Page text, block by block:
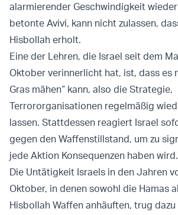
alarmierender Geschwindigkeit wieder
betonte Avivi, kann nicht zulassen,
Hisbollah erholt.
Eine der Lehren, die Israel seit dem
Oktober verinnerlicht hat, ist, dass es
Gras mähen“ kann, also die Strategie,
Terrororganisationen regelmäßig
lassen. Stattdessen reagiert Israel
gegen den Waffenstillstand, um zu
jede Aktion Konsequenzen haben wird.
Die Untätigkeit Israels in den Jahren
Oktober, in denen sowohl die Hamas
Hisbollah Waffen anhäuften, trug